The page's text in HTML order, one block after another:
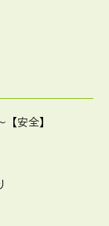
【安全】